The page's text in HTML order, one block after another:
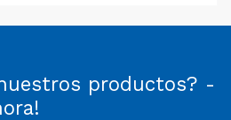
productos? -